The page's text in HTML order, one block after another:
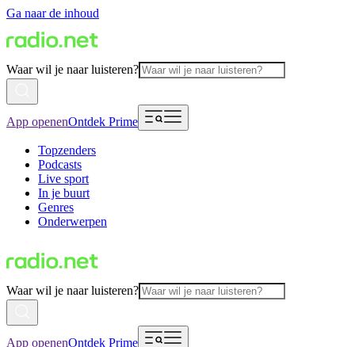
Ga naar de inhoud
Waar wil je naar luisteren?
App openenOntdek Prime
Topzenders
Podcasts
Live sport
In je buurt
Genres
Onderwerpen
Waar wil je naar luisteren?
App openenOntdek Prime